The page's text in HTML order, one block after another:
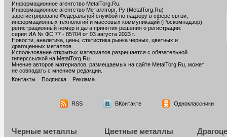
Информационное агентство MetalTorg.Ru
Информационное агентство Металлторг. Ру (MetalTorg.Ru)
зарегистрировано Федеральной службой по надзору в сфере связи,
информационных технологий и массовых коммуникаций (Роскомнадзор),
регистрационный номер и дата принятия решения о регистрации:
серия ИА № ФС 77 - 85704 от 03 августа 2023 г.
Новости, аналитика, цены, статистика рынка черных, цветных и
драгоценных металлов.
Использование открытых материалов разрешается с обязательной
гиперссылкой на MetalTorg.Ru
Мнение авторов материалов, размещаемых на сайте MetalTorg.Ru, может
не совпадать с мнением редакции.
Контакты
Подписка Реклама
RSS ВКонтакте Одноклассники
Черные металлы Цветные металлы